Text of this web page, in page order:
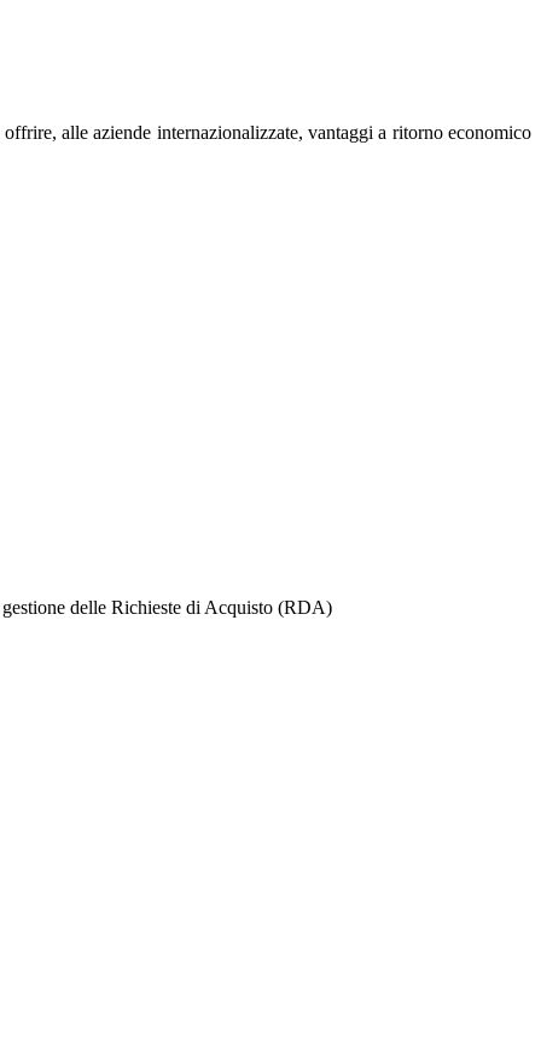
alle aziende internazionalizzate, vantaggi a ritorno economico
delle Richieste di Acquisto (RDA)